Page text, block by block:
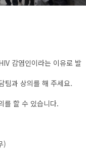
감염인이라는 이유로 발
팀과 상의를 해 주세요.
를 할 수 있습니다.
)